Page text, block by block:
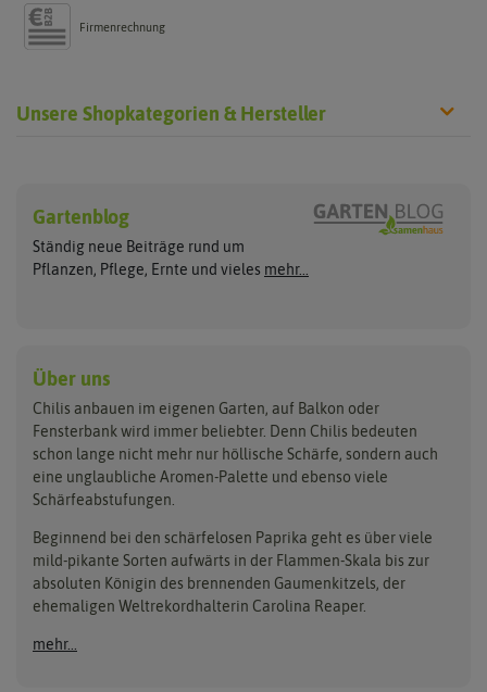
Firmenrechnung
Unsere Shopkategorien & Hersteller
Wilde Sorten
Asiatische Sorten
Jalapenosamen
Habanerosamen
Asien Chilipflanzen
Habaneropflanzen
Jalapenopflanzen
Anzucht, Kultivierung
& Ernte
Pikieren
Auspflanzen
Überwintern
Arche Noah
ASB Greenworld
Buzzy Seeds
Carl Pabst
COMPO
Culinaris - Saatgut für
De Bolster Bio-Samen
Gusta Garden
Jiffy
Ladbrooke Soil Blockers
Lehmann Natur
Saflax
Samen Maier
Gartenblog
Ständig neue Beiträge rund um
Pflanzen, Pflege, Ernte und vieles mehr...
Über uns
Chilis anbauen im eigenen Garten, auf Balkon oder
Fensterbank wird immer beliebter. Denn Chilis bedeuten
schon lange nicht mehr nur höllische Schärfe, sondern auch
eine unglaubliche Aromen-Palette und ebenso viele
Schärfeabstufungen.
Beginnend bei den schärfelosen Paprika geht es über viele
mild-pikante Sorten aufwärts in der Flammen-Skala bis zur
absoluten Königin des brennenden Gaumenkitzels, der
ehemaligen Weltrekordhalterin Carolina Reaper.
mehr...